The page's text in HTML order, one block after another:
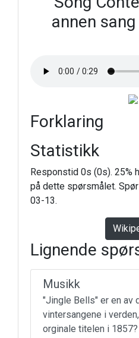
annen
Forklaring
Statistikk
Responstid 0s (0s). 25%
på dette spørsmålet.
03-13.
Lignende
Musikk
"Jingle Bells" er en av
vintersangene i
orginale titelen i 1857?